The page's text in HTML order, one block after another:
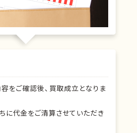
をご確認後、買取成立となりま
に代金をご清算させていただき